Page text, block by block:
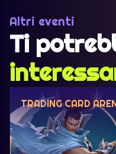
Altri eventi
Ti
TRADING CARD